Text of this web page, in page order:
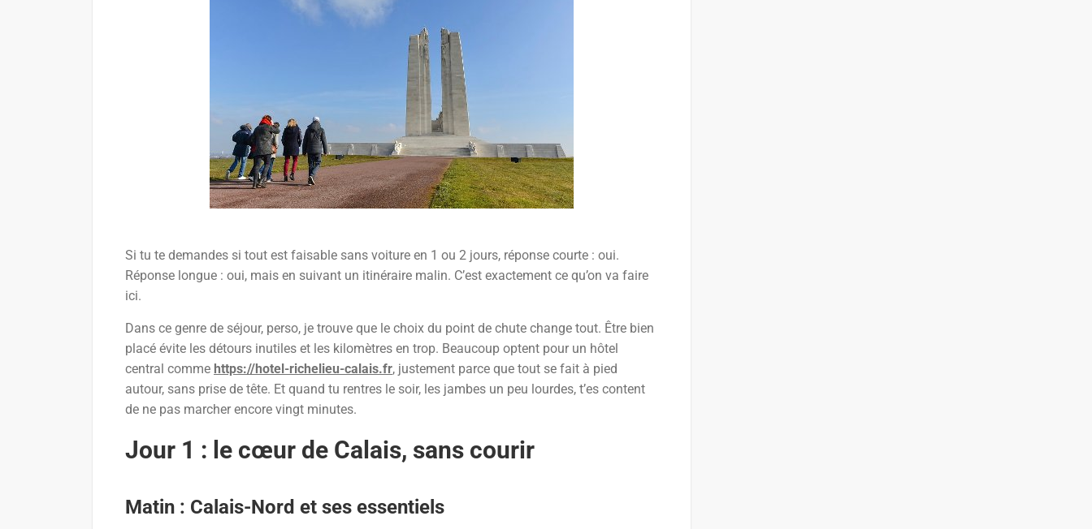
Si tu te demandes si tout est faisable sans voiture en 1 ou 2 jours, réponse courte : oui.
Réponse longue : oui, mais en suivant un itinéraire malin. C’est exactement ce qu’on va faire
ici.
Dans ce genre de séjour, perso, je trouve que le choix du point de chute change tout. Être bien
placé évite les détours inutiles et les kilomètres en trop. Beaucoup optent pour un hôtel
central comme https://hotel-richelieu-calais.fr, justement parce que tout se fait à pied
autour, sans prise de tête. Et quand tu rentres le soir, les jambes un peu lourdes, t’es content
de ne pas marcher encore vingt minutes.
Jour 1 : le cœur de Calais, sans courir
Matin : Calais-Nord et ses essentiels